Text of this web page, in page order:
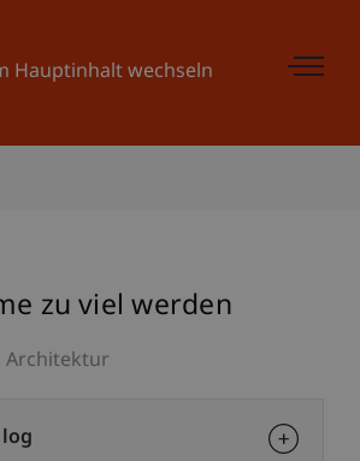
Hauptinhalt wechseln
zu viel werden
Architektur